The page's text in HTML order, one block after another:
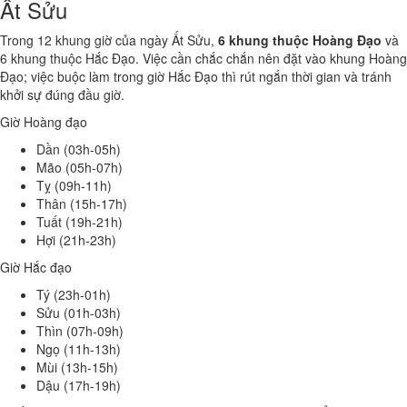
Ất Sửu
Trong 12 khung giờ của ngày Ất Sửu, 6 khung thuộc Hoàng Đạo và
6 khung thuộc Hắc Đạo. Việc cần chắc chắn nên đặt vào khung Hoàng
Đạo; việc buộc làm trong giờ Hắc Đạo thì rút ngắn thời gian và tránh
khởi sự đúng đầu giờ.
Giờ Hoàng đạo
Dần (03h-05h)
Mão (05h-07h)
Tỵ (09h-11h)
Thân (15h-17h)
Tuất (19h-21h)
Hợi (21h-23h)
Giờ Hắc đạo
Tý (23h-01h)
Sửu (01h-03h)
Thìn (07h-09h)
Ngọ (11h-13h)
Mùi (13h-15h)
Dậu (17h-19h)